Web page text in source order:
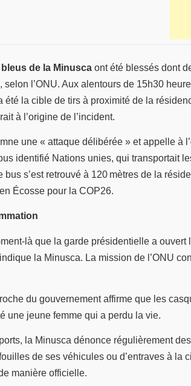
de la Minusca ont été blessés dont
selon l’ONU. Aux alentours de 15h30
été la cible de tirs à proximité de la
à l’origine de l’incident.
une « attaque délibérée » et appelle à
identifié Nations unies, qui transportait
bus s’est retrouvé à 120 mètres de la
Écosse pour la COP26.
là que la garde présidentielle a
la Minusca. La mission de l’ONU
du gouvernement affirme que les
une jeune femme qui a perdu la vie.
la Minusca dénonce régulièrement
de ses véhicules ou d’entraves à la
manière officielle.